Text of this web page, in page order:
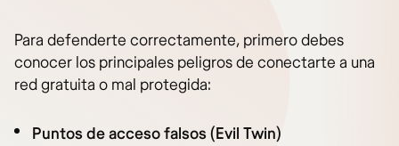
Para defenderte correctamente, primero debes
conocer los principales peligros de conectarte a una
red gratuita o mal protegida:
Puntos de acceso falsos (Evil Twin)